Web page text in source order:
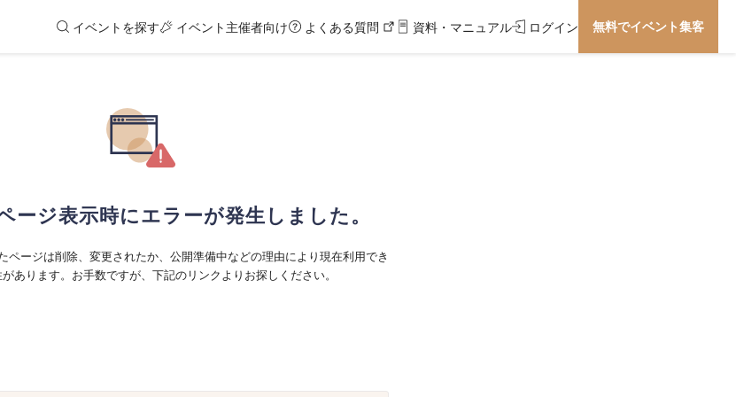
イベントを探す イベント主催者向け よくある質問 資料・マニュアル ログイン 無料でイベント集客
ージ表示時にエラーが発生しました。
ページは削除、変更されたか、公開準備中などの理由により現在利用でき
あります。お手数ですが、下記のリンクよりお探しください。